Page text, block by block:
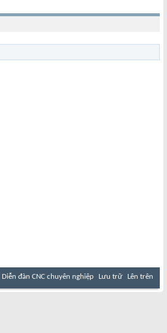
Diễn đàn CNC chuyên nghiệp Lưu trữ Lên trên